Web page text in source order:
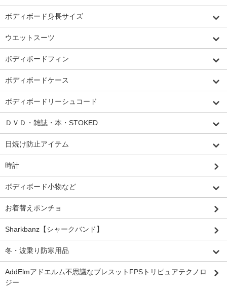
ボディボード身長サイズ
ウエットスーツ
ボディボードフィン
ボディボードケース
ボディボードリーシュコード
ＤＶＤ・雑誌・本・STOKED
日焼け防止アイテム
時計
ボディボード小物など
お着替えポンチョ
Sharkbanz【シャークバンド】
冬・波乗り防寒用品
AddElmアドエルム不思議なブレスットFPSトリピュアテクノロ
ジー